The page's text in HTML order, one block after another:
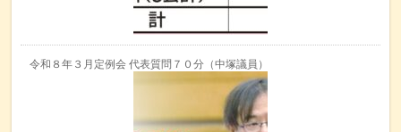
令和８年３月定例会 代表質問７０分（中塚議員）